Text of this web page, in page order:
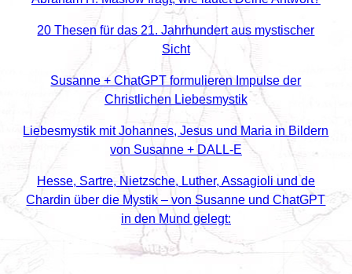
20 Thesen für das 21. Jahrhundert aus mystischer
Sicht
Susanne + ChatGPT formulieren Impulse der
Christlichen Liebesmystik
Liebesmystik mit Johannes, Jesus und Maria in Bildern
von Susanne + DALL-E
Hesse, Sartre, Nietzsche, Luther, Assagioli und de
Chardin über die Mystik – von Susanne und ChatGPT
in den Mund gelegt: